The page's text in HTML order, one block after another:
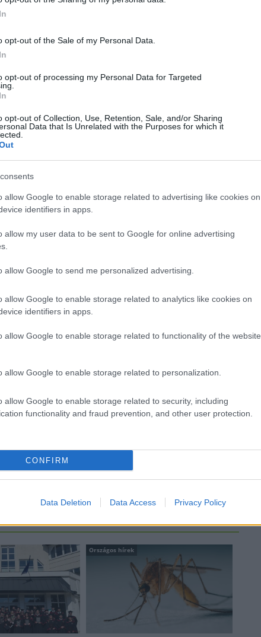
opt-out of the Sale of my Personal Data.
opt-out of processing my Personal Data for Targeted
opt-out of Collection, Use, Retention, Sale, and/or Sharing
Data that Is Unrelated with the Purposes for which it
allow Google to enable storage related to advertising like cookies on
identifiers in apps.
allow my user data to be sent to Google for online advertising
allow Google to send me personalized advertising.
allow Google to enable storage related to analytics like cookies on
identifiers in apps.
allow Google to enable storage related to functionality of the website
allow Google to enable storage related to personalization.
allow Google to enable storage related to security, including
functionality and fraud prevention, and other user protection.
CONFIRM
Data Deletion Data Access Privacy Policy
százalékkal haladta meg az előző hetit.
a fesztiválok a települési szálláshelyeken. A
szálláshelyek bevétele Zamárdiban a fesztivált
Taliándörögdön, Vigántpetenden több mint
Művészetek Völgye alatt a fesztivál előtti
a debreceni szálláshelyi bevételek a
nőttek Sukoró, Velence, Gárdony,
EFOTT alatt.
esetben változik a vendégek
23, a 35 éven felüliek arányában 34
év közöttiek aránya 27, a 25-34 év közöttiek aránya
Szintén nőtt az EFOTT hatására a
a 19-24, illetve a 25-34 éves korosztály aránya, 8,
a szállodák, a magán- és egyéb
a legnépszerűbbnek.
kempingekben regisztrálták, vagyis 20
29. között. Míg a vendégek 40 százaléka inkább a
Velencén, Sukorón, Pákozdon és
mint harmadát regisztrálták a magán és egyéb
a fesztivál ideje alatt a megelőző hét azonos
Országos hírek